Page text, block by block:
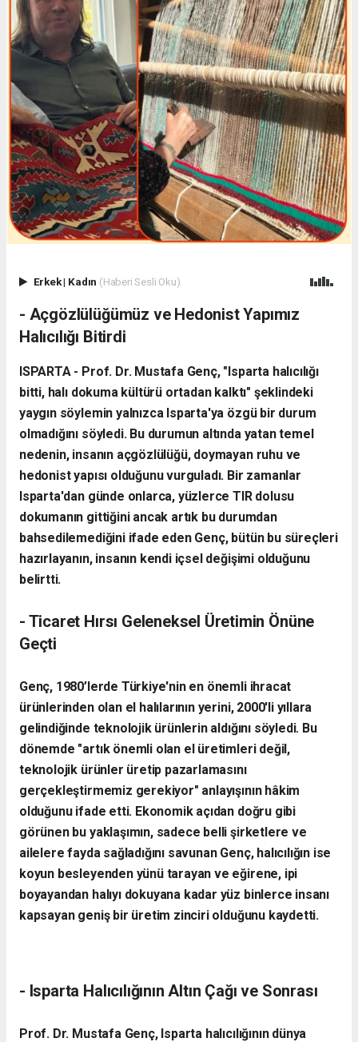
Erkek| Kadın (Haberi Sesli Oku)
- Açgözlülüğümüz ve Hedonist Yapımız
Halıcılığı Bitirdi
ISPARTA - ​Prof. Dr. Mustafa Genç, "Isparta halıcılığı
bitti, halı dokuma kültürü ortadan kalktı" şeklindeki
yaygın söylemin yalnızca Isparta'ya özgü bir durum
olmadığını söyledi. Bu durumun altında yatan temel
nedenin, insanın açgözlülüğü, doymayan ruhu ve
hedonist yapısı olduğunu vurguladı. Bir zamanlar
Isparta'dan günde onlarca, yüzlerce TIR dolusu
dokumanın gittiğini ancak artık bu durumdan
bahsedilemediğini ifade eden Genç, bütün bu süreçleri
hazırlayanın, insanın kendi içsel değişimi olduğunu
belirtti.
- ​Ticaret Hırsı Geleneksel Üretimin Önüne
Geçti
​Genç, 1980’lerde Türkiye'nin en önemli ihracat
ürünlerinden olan el halılarının yerini, 2000'li yıllara
gelindiğinde teknolojik ürünlerin aldığını söyledi. Bu
dönemde "artık önemli olan el üretimleri değil,
teknolojik ürünler üretip pazarlamasını
gerçekleştirmemiz gerekiyor" anlayışının hâkim
olduğunu ifade etti. Ekonomik açıdan doğru gibi
görünen bu yaklaşımın, sadece belli şirketlere ve
ailelere fayda sağladığını savunan Genç, halıcılığın ise
koyun besleyenden yünü tarayan ve eğirene, ipi
boyayandan halıyı dokuyana kadar yüz binlerce insanı
kapsayan geniş bir üretim zinciri olduğunu kaydetti.
- ​Isparta Halıcılığının Altın Çağı ve Sonrası
​Prof. Dr. Mustafa Genç, Isparta halıcılığının dünya